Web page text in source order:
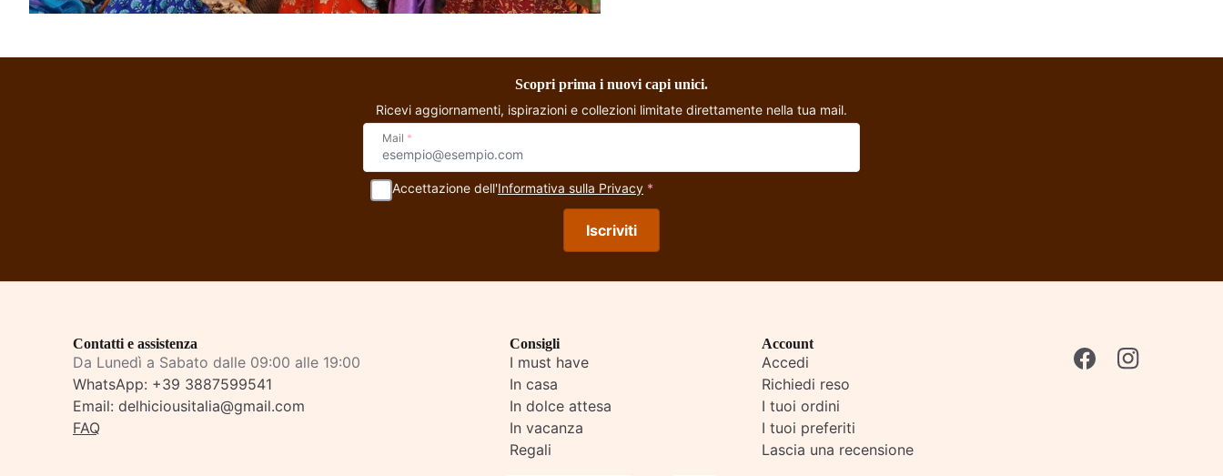
Scopri prima i nuovi capi unici.
Ricevi aggiornamenti, ispirazioni e collezioni limitate direttamente nella tua mail.
Mail *
Accettazione dell'Informativa sulla Privacy *
Iscriviti
Contatti e assistenza
Da Lunedì a Sabato dalle 09:00 alle 19:00
WhatsApp: +39 3887599541
Email: delhiciousitalia@gmail.com
FAQ
Consigli
I must have
In casa
In dolce attesa
In vacanza
Regali
Account
Accedi
Richiedi reso
I tuoi ordini
I tuoi preferiti
Lascia una recensione